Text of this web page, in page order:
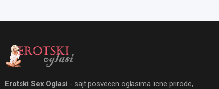
Erotski Sex Oglasi - sajt posvecen oglasima licne prirode,